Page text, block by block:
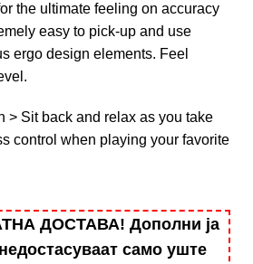
the ultimate feeling on accuracy
easy to pick-up and use
ergo design elements. Feel
> Sit back and relax as you take
control when playing your favorite
ДОСТАВА! Дополни ја
само уште